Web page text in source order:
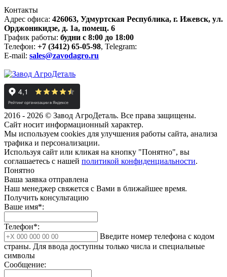
Контакты
Адрес офиса: 426063, Удмуртская Республика, г. Ижевск, ул.
Орджоникидзе, д. 1а, помещ. 6
График работы: будни с 8:00 до 18:00
Телефон: +7 (3412) 65-05-98, Telegram:
E-mail: sales@zavodagro.ru
2016 - 2026 © Завод АгроДеталь. Все права защищены.
Сайт носит информационный характер.
Мы используем cookies для улучшения работы сайта, анализа
трафика и персонализации.
Используя сайт или кликая на кнопку "Понятно", вы
соглашаетесь с нашей политикой конфиденциальности.
Понятно
Ваша заявка отправлена
Наш менеджер свяжется с Вами в ближайшее время.
Получить консультацию
Ваше имя*:
Телефон*:
Введите номер телефона с кодом
страны. Для ввода доступны только числа и специальные
символы
Сообщение: